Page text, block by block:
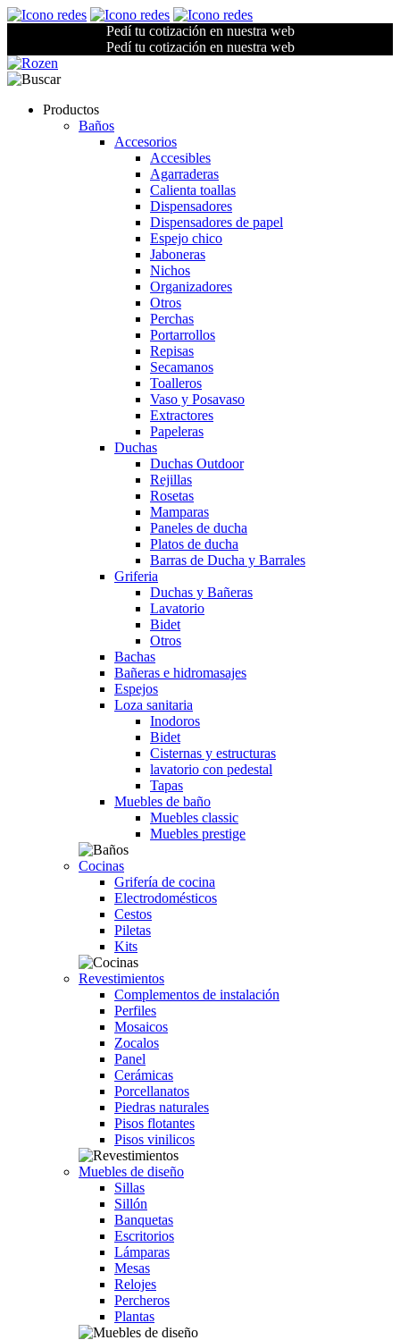
Pedí tu cotización en nuestra web
Pedí tu cotización en nuestra web
Productos
Baños
Accesorios
Accesibles
Agarraderas
Calienta toallas
Dispensadores
Dispensadores de papel
Espejo chico
Jaboneras
Nichos
Organizadores
Otros
Perchas
Portarrollos
Repisas
Secamanos
Toalleros
Vaso y Posavaso
Extractores
Papeleras
Duchas
Duchas Outdoor
Rejillas
Rosetas
Mamparas
Paneles de ducha
Platos de ducha
Barras de Ducha y Barrales
Griferia
Duchas y Bañeras
Lavatorio
Bidet
Otros
Bachas
Bañeras e hidromasajes
Espejos
Loza sanitaria
Inodoros
Bidet
Cisternas y estructuras
lavatorio con pedestal
Tapas
Muebles de baño
Muebles classic
Muebles prestige
Cocinas
Grifería de cocina
Electrodomésticos
Cestos
Piletas
Kits
Revestimientos
Complementos de instalación
Perfiles
Mosaicos
Zocalos
Panel
Cerámicas
Porcellanatos
Piedras naturales
Pisos flotantes
Pisos vinilicos
Muebles de diseño
Sillas
Sillón
Banquetas
Escritorios
Lámparas
Mesas
Relojes
Percheros
Plantas